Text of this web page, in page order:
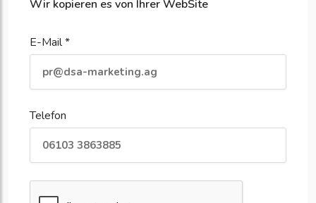
Wir kopieren es von Ihrer WebSite
E-Mail *
Telefon